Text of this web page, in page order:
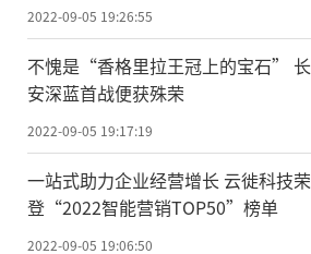
2022-09-05 19:26:55
不愧是“香格里拉王冠上的宝石” 长
安深蓝首战便获殊荣
2022-09-05 19:17:19
一站式助力企业经营增长 云徙科技荣
登“2022智能营销TOP50”榜单
2022-09-05 19:06:50